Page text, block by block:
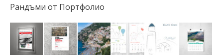
Рандъми от Портфолио